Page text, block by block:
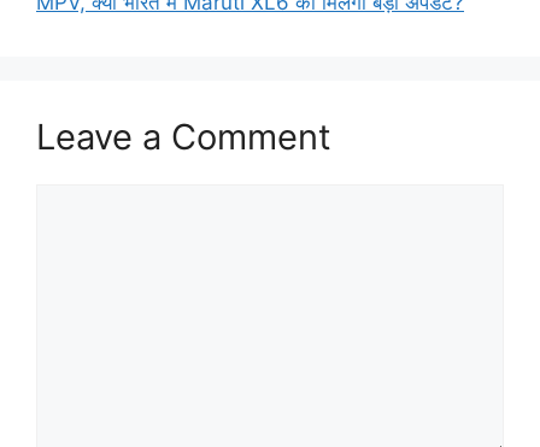
Leave a Comment